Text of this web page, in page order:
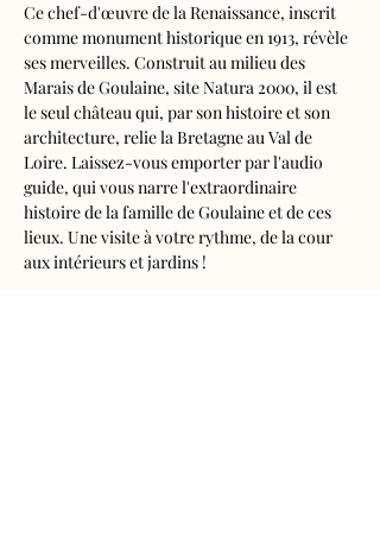
Ce chef-d'œuvre de la Renaissance, inscrit
comme monument historique en 1913, révèle
ses merveilles. Construit au milieu des
Marais de Goulaine, site Natura 2000, il est
le seul château qui, par son histoire et son
architecture, relie la Bretagne au Val de
Loire. Laissez-vous emporter par l'audio
guide, qui vous narre l'extraordinaire
histoire de la famille de Goulaine et de ces
lieux. Une visite à votre rythme, de la cour
aux intérieurs et jardins !